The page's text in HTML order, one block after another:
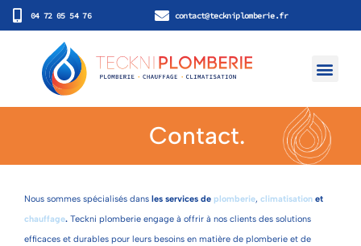
04 72 05 54 76 contact@teckniplomberie.fr
Contact.
Nous sommes spécialisés dans les services de plomberie, climatisation et
chauffage. Teckni plomberie engage à offrir à nos clients des solutions
efficaces et durables pour leurs besoins en matière de plomberie et de